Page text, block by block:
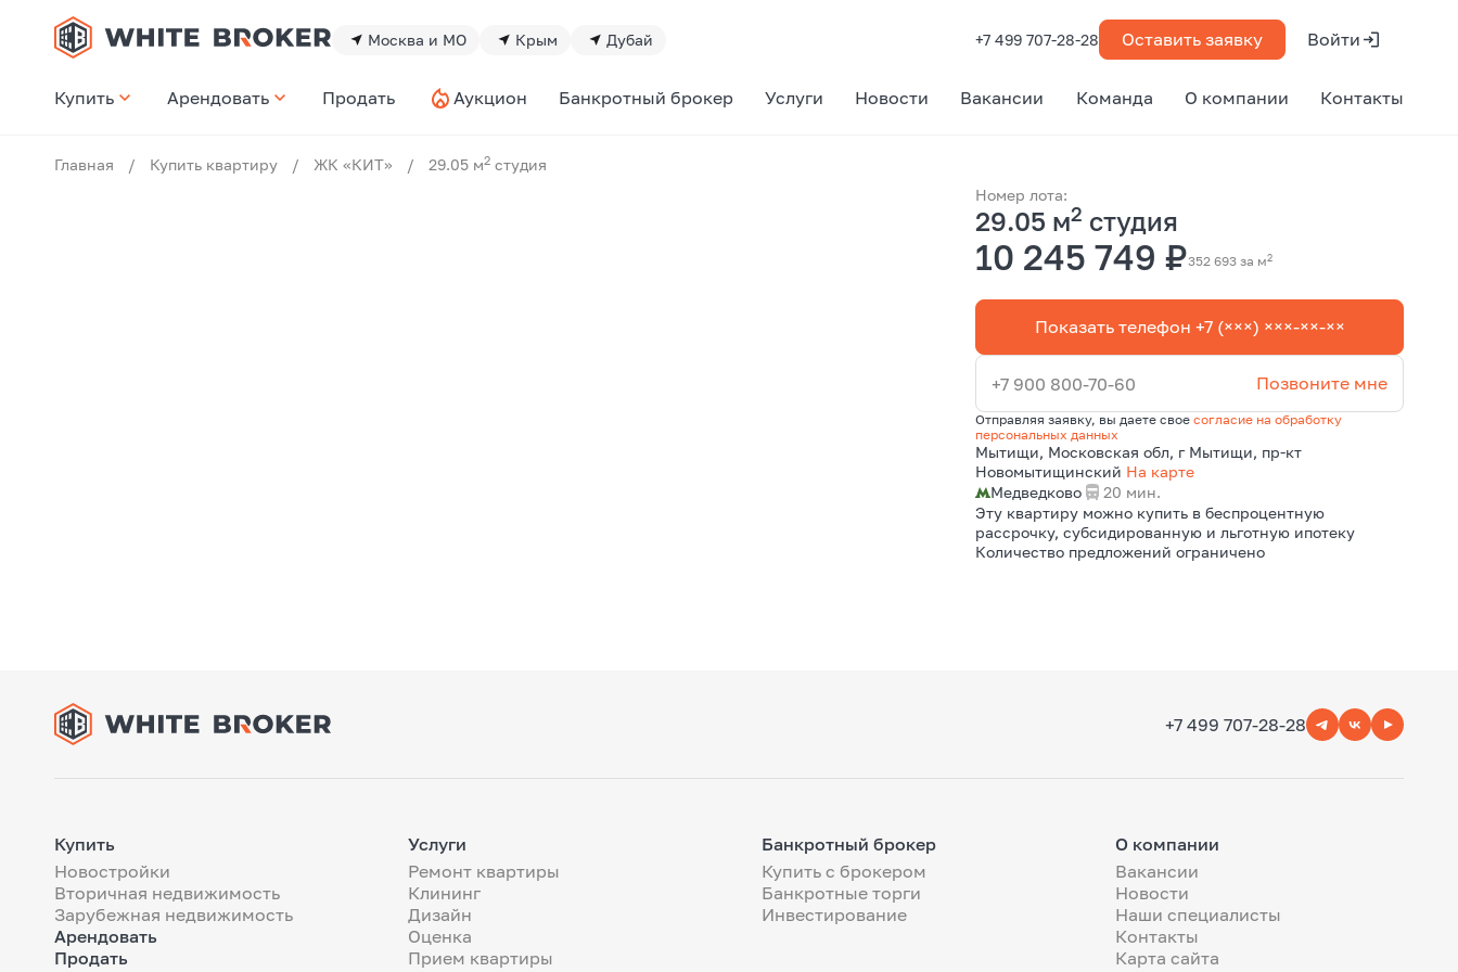
Москва и МО Крым Дубай +7 499 707-28-28 Оставить заявку Войти
Купить Арендовать Продать Аукцион Банкротный брокер Услуги Новости Вакансии Команда О компании Контакты
Главная / Купить квартиру / ЖК «КИТ» / 29.05 м2 студия
Номер лота:
29.05 м2 студия
10 245 749 ₽352 693 за м2
Показать телефон +7 (×××) ×××-××-××
+7 900 800-70-60 Позвоните мне
Отправляя заявку, вы даете своесогласие на обработку
персональных данных
Мытищи, Московская обл, г Мытищи, пр-кт
Новомытищинский На карте
Медведково
20 мин.
Эту квартиру можно купить в беспроцентную
рассрочку, субсидированную и льготную ипотеку
Количество предложений ограничено
+7 499 707-28-28
Купить
Новостройки
Вторичная недвижимость
Зарубежная недвижимость
Арендовать
Продать
Услуги
Ремонт квартиры
Клининг
Дизайн
Оценка
Прием квартиры
Банкротный брокер
Купить с брокером
Банкротные торги
Инвестирование
О компании
Вакансии
Новости
Наши специалисты
Контакты
Карта сайта